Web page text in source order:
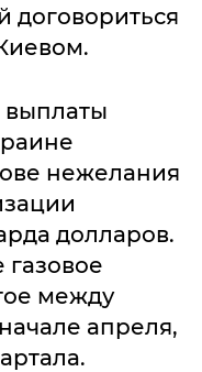
договориться
нежелания
долларов.
между
апреля,